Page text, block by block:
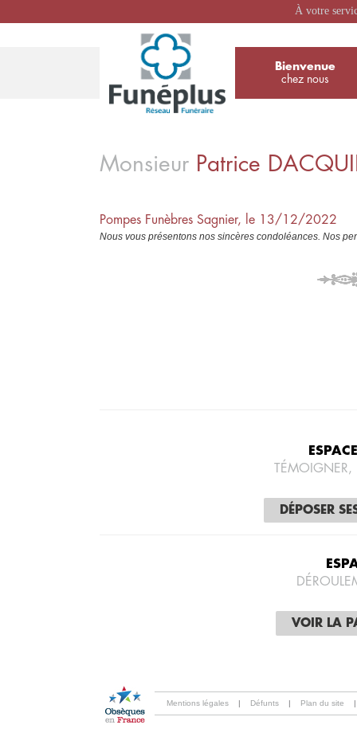
À votre
Bienvenue
chez nous
Monsieur Patrice
Pompes Funèbres Sagnier, le 13/12/2022
Nous vous présentons nos sincères condoléances. Nos
DÉPOSER
VOIR LA
Mentions légales | Défunts | Plan du site |